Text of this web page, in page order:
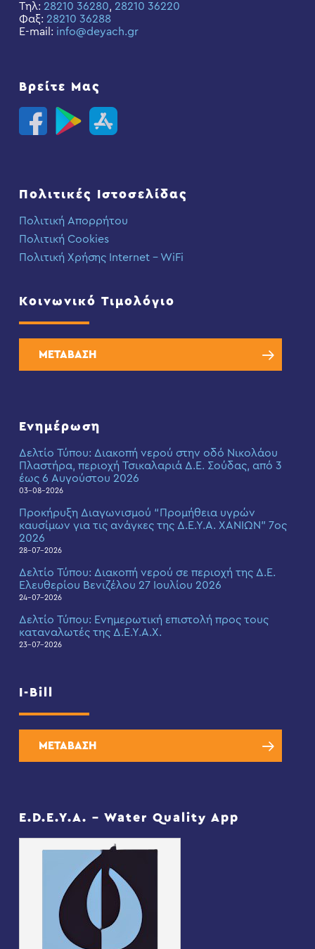
Τηλ: 28210 36280, 28210 36220
Φαξ: 28210 36288
E-mail: info@deyach.gr
Βρείτε Μας
Πολιτικές Ιστοσελίδας
Πολιτική Απορρήτου
Πολιτική Cookies
Πολιτική Χρήσης Internet – WiFi
Κοινωνικό Τιμολόγιο
ΜΕΤΑΒΑΣΗ
Ενημέρωση
Δελτίο Τύπου: Διακοπή νερού στην οδό Νικολάου
Πλαστήρα, περιοχή Τσικαλαριά Δ.Ε. Σούδας, από 3
έως 6 Αυγούστου 2026
03-08-2026
Προκήρυξη Διαγωνισμού “Προμήθεια υγρών
καυσίμων για τις ανάγκες της Δ.Ε.Υ.Α. ΧΑΝΙΩΝ” 7ος
2026
28-07-2026
Δελτίο Τύπου: Διακοπή νερού σε περιοχή της Δ.Ε.
Ελευθερίου Βενιζέλου 27 Ιουλίου 2026
24-07-2026
Δελτίο Τύπου: Eνημερωτική επιστολή προς τους
καταναλωτές της Δ.Ε.Υ.Α.Χ.
23-07-2026
I-Bill
ΜΕΤΑΒΑΣΗ
E.D.E.Y.A. – Water Quality App